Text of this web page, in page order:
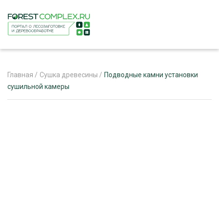
Главная / Сушка древесины / Подводные камни установки
сушильной камеры